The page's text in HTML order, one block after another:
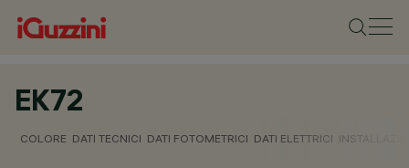
EK72
COLORE DATI TECNICI DATI FOTOMETRICI DATI ELETTRICI